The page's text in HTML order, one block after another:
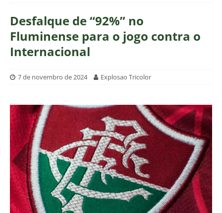
Desfalque de “92%” no
Fluminense para o jogo contra o
Internacional
7 de novembro de 2024 Explosao Tricolor